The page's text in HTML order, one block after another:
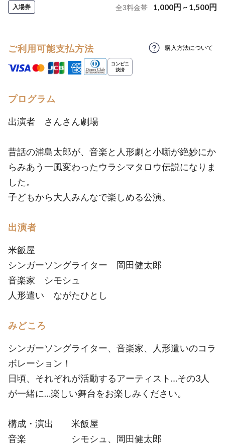
入場券 全3料金帯 1,000円 ~ 1,500円
ご利用可能支払方法 購入方法について
プログラム
出演者 さんさん劇場
昔話の浦島太郎が、音楽と人形劇と小噺が絶妙にか
らみあう一風変わったウラシマタロウ伝説になりま
した。
子どもから大人みんなで楽しめる公演。
出演者
米飯屋
シンガーソングライター 岡田健太郎
音楽家 シモシュ
人形遣い ながたひとし
みどころ
シンガーソングライター、音楽家、人形遣いのコラ
ボレーション！
日頃、それぞれが活動するアーティスト…その3人
が一緒に…楽しい舞台をお楽しみください。
構成・演出 米飯屋
音楽 シモシュ、岡田健太郎